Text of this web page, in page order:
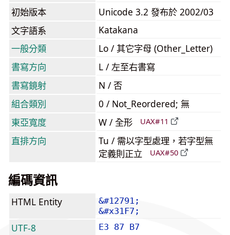
初始版本
Unicode 3.2 發布於 2002/03
文字語系
Katakana
一般分類
Lo / 其它字母 (Other_Letter)
書寫方向
L / 左至右書寫
書寫鏡射
N / 否
組合類別
0 / Not_Reordered; 無
東亞寬度
W / 全形 UAX#11
直排方向
Tu / 需以字型處理，若字型無
定義則正立
UAX#50
編碼資訊
HTML Entity
&#12791;
&#x31F7;
UTF-8 E3 87 B7